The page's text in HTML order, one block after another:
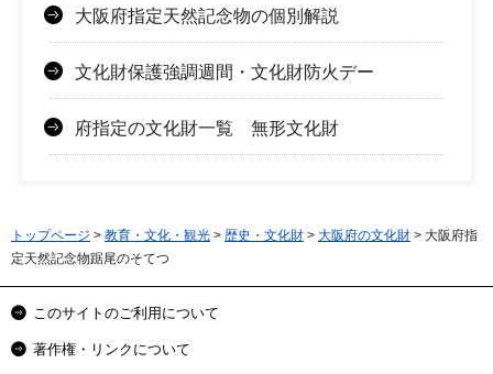
大阪府指定天然記念物の個別解説
文化財保護強調週間・文化財防火デー
府指定の文化財一覧 無形文化財
トップページ > 教育・文化・観光 > 歴史・文化財 > 大阪府の文化財 > 大阪府指
定天然記念物踞尾のそてつ
このサイトのご利用について
著作権・リンクについて